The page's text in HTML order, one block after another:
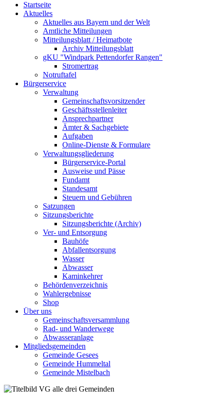
Startseite
Aktuelles
Aktuelles aus Bayern und der Welt
Amtliche Mitteilungen
Mitteilungsblatt / Heimatbote
Archiv Mitteilungsblatt
gKU "Windpark Pettendorfer Rangen"
Stromertrag
Notruftafel
Bürgerservice
Verwaltung
Gemeinschaftsvorsitzender
Geschäftsstellenleiter
Ansprechpartner
Ämter & Sachgebiete
Aufgaben
Online-Dienste & Formulare
Verwaltungsgliederung
Bürgerservice-Portal
Ausweise und Pässe
Fundamt
Standesamt
Steuern und Gebühren
Satzungen
Sitzungsberichte
Sitzungsberichte (Archiv)
Ver- und Entsorgung
Bauhöfe
Abfallentsorgung
Wasser
Abwasser
Kaminkehrer
Behördenverzeichnis
Wahlergebnisse
Shop
Über uns
Gemeinschaftsversammlung
Rad- und Wanderwege
Abwasseranlage
Mitgliedsgemeinden
Gemeinde Gesees
Gemeinde Hummeltal
Gemeinde Mistelbach